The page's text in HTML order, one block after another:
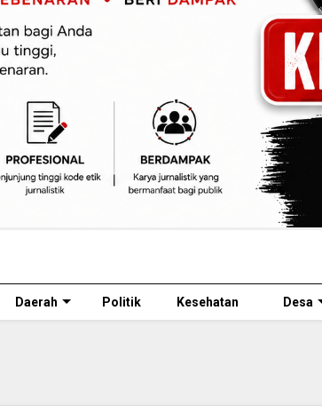
Daerah Politik Kesehatan Desa